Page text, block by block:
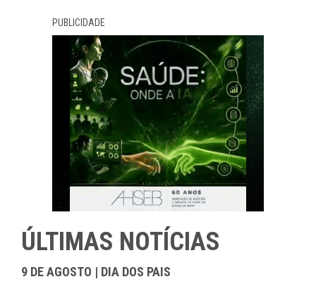
PUBLICIDADE
ÚLTIMAS NOTÍCIAS
9 DE AGOSTO | DIA DOS PAIS